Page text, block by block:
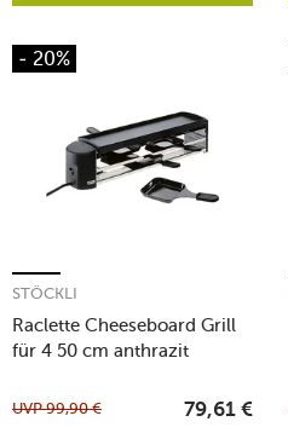
- 20%
Raclette Cheeseboard Grill
für 4 50 cm anthrazit
STÖCKLI
UVP99,90 € 79,61 €